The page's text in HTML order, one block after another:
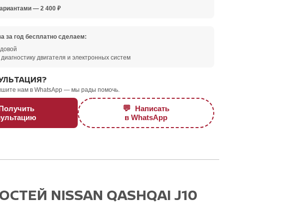
— 2 400 ₽
за год бесплатно сделаем:
двигателя и электронных систем
нам в WhatsApp — мы рады помочь.
💬 Написать
в WhatsApp
NISSAN QASHQAI J10